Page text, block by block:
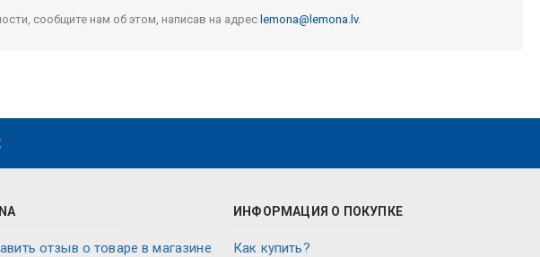
сообщите нам об этом, написав на адрес lemona@lemona.lv.
отзыв о товаре в магазине
ИНФОРМАЦИЯ О ПОКУПКЕ
Как купить?